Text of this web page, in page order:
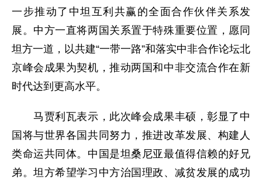
一步推动了中坦互利共赢的全面合作伙伴关系发
展。中方一直将两国关系置于特殊重要位置，愿同
坦方一道，以共建“一带一路”和落实中非合作论坛北
京峰会成果为契机，推动两国和中非交流合作在新
时代达到更高水平。
马贾利瓦表示，此次峰会成果丰硕，彰显了中
国将与世界各国共同努力，推进改革发展、构建人
类命运共同体。中国是坦桑尼亚最值得信赖的好兄
弟。坦方希望学习中方治国理政、减贫发展的成功